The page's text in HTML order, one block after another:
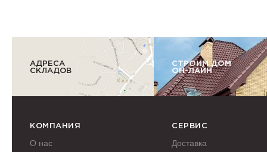
АДРЕСА
СКЛАДОВ
СТРОИМ ДОМ
ОН-ЛАЙН
КОМПАНИЯ
О нас
СЕРВИС
Доставка